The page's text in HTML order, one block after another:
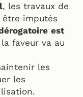
, les travaux de
être imputés
est
faveur va au
les
les